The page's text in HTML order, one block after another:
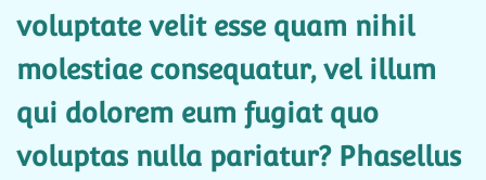
voluptate velit esse quam nihil
molestiae consequatur, vel illum
qui dolorem eum fugiat quo
voluptas nulla pariatur? Phasellus